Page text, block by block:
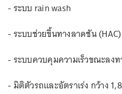
- ระบบ rain wash
- ระบบช่วยขึ้นทางลาดชัน (HAC)
- ระบบควบคุมความเร็วขณะลง
- มิติตัวรถและอัตราเร่ง กว้าง